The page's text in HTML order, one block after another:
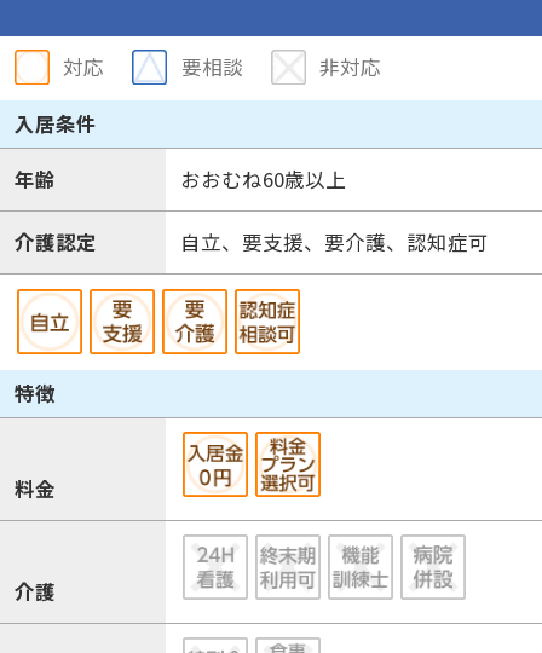
対応 要相談
非対応
入居条件
年齢
おおむね60歳以上
介護認定 自立、要支援、要介護、認知症可
特徴
料金
介護